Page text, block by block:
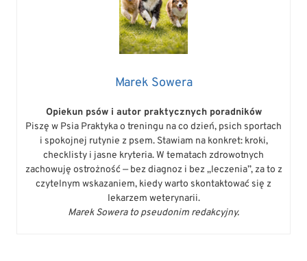
Marek Sowera
Opiekun psów i autor praktycznych poradników
Piszę w Psia Praktyka o treningu na co dzień, psich sportach
i spokojnej rutynie z psem. Stawiam na konkret: kroki,
checklisty i jasne kryteria. W tematach zdrowotnych
zachowuję ostrożność — bez diagnoz i bez „leczenia”, za to z
czytelnym wskazaniem, kiedy warto skontaktować się z
lekarzem weterynarii.
Marek Sowera to pseudonim redakcyjny.